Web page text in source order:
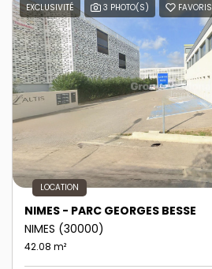
EXCLUSIVITÉ 3 PHOTO(S) FAVORIS
LOCATION
NIMES - PARC GEORGES BESSE
NIMES (30000)
42.08 m²